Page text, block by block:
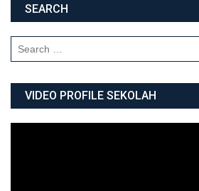
SEARCH
VIDEO PROFILE SEKOLAH